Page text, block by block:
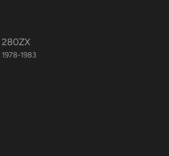
280ZX
1978-1983